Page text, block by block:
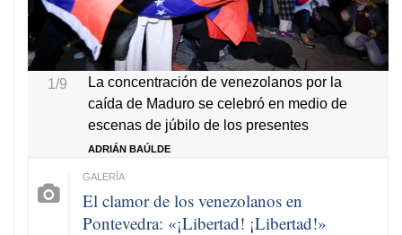
1/9
La concentración de venezolanos por la
caída de Maduro se celebró en medio de
escenas de júbilo de los presentes
ADRIÁN BAÚLDE
El clamor de los venezolanos en
Pontevedra: «¡Libertad! ¡Libertad!»